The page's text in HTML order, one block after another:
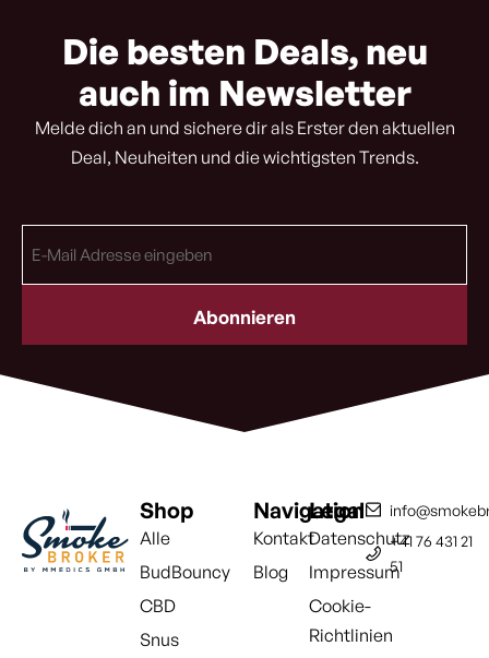
Die besten Deals, neu
auch im Newsletter
Melde dich an und sichere dir als Erster den aktuellen
Deal, Neuheiten und die wichtigsten Trends.
Mail
Shop
Alle
BudBouncy
CBD
Snus
Navigation
Kontakt
Blog
Legal
Datenschutz
Impressum
Cookie-
Richtlinien
+41 76 431 21
51